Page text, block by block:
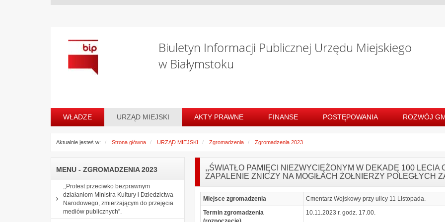
Biuletyn Informacji Publicznej Urzędu Miejskiego
w Białymstoku
WŁADZE URZĄD MIEJSKI AKTY PRAWNE FINANSE POSTĘPOWANIA ROZWÓJ
Aktualnie jesteś w: Strona główna URZĄD MIEJSKI Zgromadzenia Zgromadzenia 2023
MENU - ZGROMADZENIA 2023
,,Protest przeciwko bezprawnym
działaniom Ministra Kultury i Dziedzictwa
Narodowego, zmierzającym do przejęcia
mediów publicznych”.
,,ŚWIATŁO PAMIĘCI NIEZWYCIĘŻONYM W DEKADĘ 100 LECIA
ZAPALENIE ZNICZY NA MOGIŁACH ŻOŁNIERZY POLEGŁYCH
Miejsce zgromadzenia
Cmentarz Wojskowy przy ulicy 11 Listopada.
Termin zgromadzenia
10.11.2023 r. godz. 17.00.